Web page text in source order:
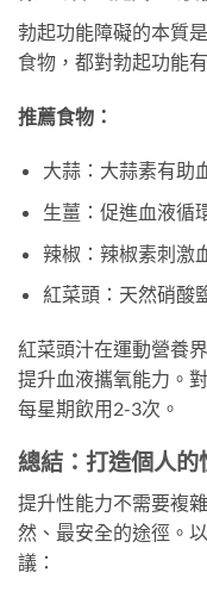
勃起功能障礙的本質
食物，都對勃起功能
推薦食物：
大蒜：大蒜素有助
生薑：促進血液循
辣椒：辣椒素刺激
紅菜頭：天然硝酸
紅菜頭汁在運動營養
提升血液攜氧能力。
每星期飲用2-3次。
總結：打造個人的
提升性能力不需要複
然、最安全的途徑。
議：